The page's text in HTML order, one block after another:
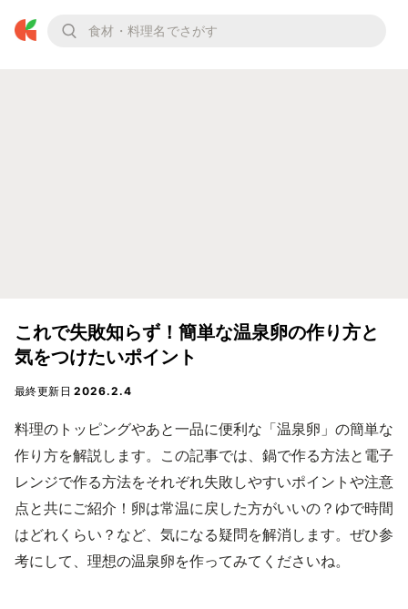
これで失敗知らず！簡単な温泉卵の作り方と
気をつけたいポイント
最終更新日2026.2.4
料理のトッピングやあと一品に便利な「温泉卵」の簡単な
作り方を解説します。この記事では、鍋で作る方法と電子
レンジで作る方法をそれぞれ失敗しやすいポイントや注意
点と共にご紹介！卵は常温に戻した方がいいの？ゆで時間
はどれくらい？など、気になる疑問を解消します。ぜひ参
考にして、理想の温泉卵を作ってみてくださいね。